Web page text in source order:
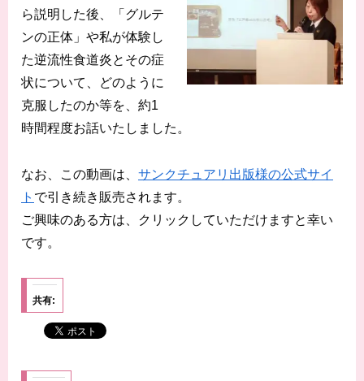
ら説明した後、「グルテ
ンの正体」や私が体験し
た逆流性食道炎とその症
状について、どのように
克服したのか等を、約1
時間程度お話いたしました。
なお、この動画は、 サンクチュアリ出版様の公式サイ
ト で引き続き販売されます。
ご興味のある方は、クリックしていただけますと幸い
です。
共有: